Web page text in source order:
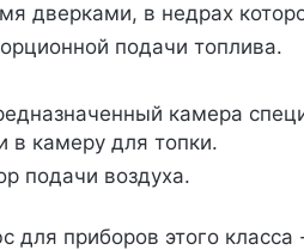
дверками, в недрах
подачи топлива.
камера
в камеру для топки.
подачи воздуха.
приборов этого